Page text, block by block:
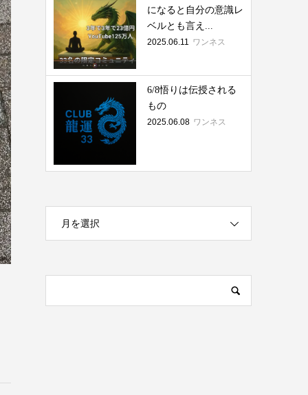
になると自分の意識レ
ベルとも言え...
2025.06.11 ワンネス
6/8悟りは伝授される
もの
2025.06.08 ワンネス
月を選択